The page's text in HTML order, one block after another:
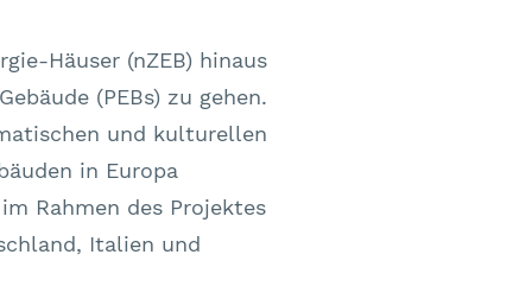
Häuser (nZEB) hinaus
(PEBs) zu gehen.
und kulturellen
in Europa
Rahmen des Projektes
Italien und